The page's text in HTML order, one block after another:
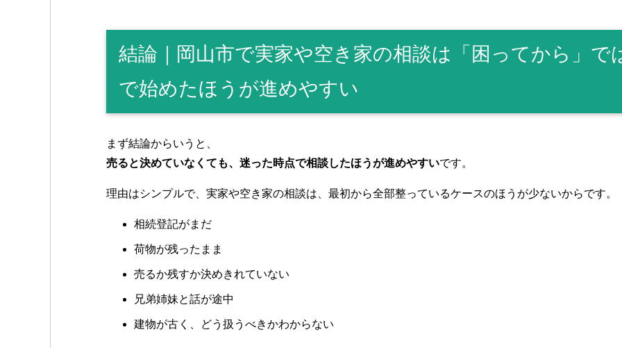
結論｜岡山市で実家や空き家の相談は「困ってから」で
で始めたほうが進めやすい
まず結論からいうと、
売ると決めていなくても、迷った時点で相談したほうが進めやすいです。
理由はシンプルで、実家や空き家の相談は、最初から全部整っているケースのほうが少ないからです。
相続登記がまだ
荷物が残ったまま
売るか残すか決めきれていない
兄弟姉妹と話が途中
建物が古く、どう扱うべきかわからない